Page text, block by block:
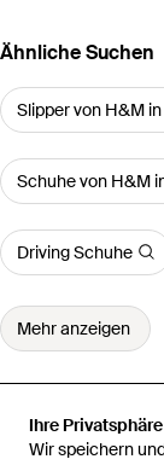
Ihre
Wir speichern
Ähnliche Suchen
Slipper von H&M
Schuhe von H&M
Driving Schuhe
Mehr anzeigen
Startseite Herren